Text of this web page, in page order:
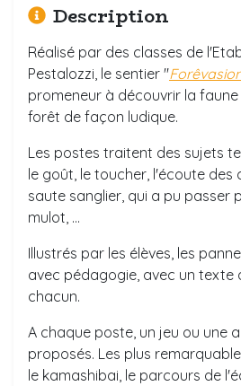
Description
Réalisé par des classes de
Pestalozzi, le sentier "
promeneur à découvrir la
forêt de façon ludique.
Les postes traitent des sujets
le goût, le toucher, l'écoute des
saute sanglier, qui a pu passer
mulot, ...
Illustrés par les élèves, les
avec pédagogie, avec un texte
chacun.
A chaque poste, un jeu ou une
proposés. Les plus
le kamashibai, le parcours de